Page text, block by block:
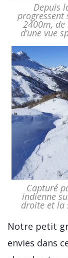
Depuis
progressent
2400m,
d’une vue
Capturé
indienne
droite et la
Notre petit
envies dans